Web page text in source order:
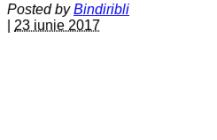
Posted byBindiribli
23 iunie 2017